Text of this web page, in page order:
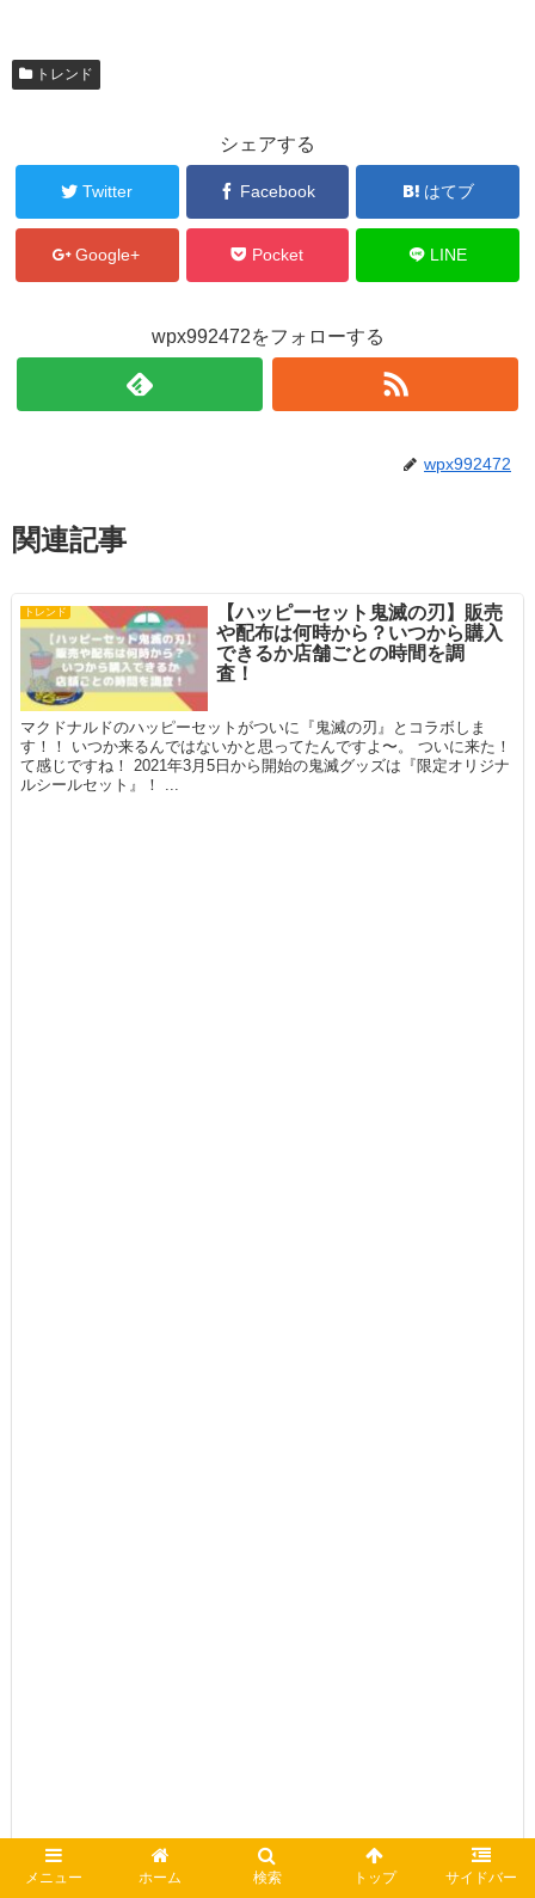
トレンド
シェアする
Twitter Facebook はてブ
Google+ Pocket LINE
wpx992472をフォローする
wpx992472
関連記事
トレンド
【ハッピーセット鬼滅の刃】販売
や配布は何時から？いつから購入
できるか店舗ごとの時間を調
査！
マクドナルドのハッピーセットがついに『鬼滅の刃』とコラボしま
す！！ いつか来るんではないかと思ってたんですよ〜。 ついに来た！
て感じですね！ 2021年3月5日から開始の鬼滅グッズは『限定オリジナ
ルシールセット』！ ...
メニュー ホーム 検索 トップ サイドバー